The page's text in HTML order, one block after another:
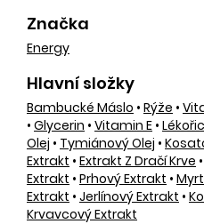
Značka
Energy
Hlavní složky
Bambucké Máslo • Rýže •
• Glycerin • Vitamin E •
Olej • Tymiánový Olej •
Extrakt • Extrakt Z Dračí Krve •
Extrakt • Prhový Extrakt •
Extrakt • Jerlínový Extrakt •
Krvavcový Extrakt